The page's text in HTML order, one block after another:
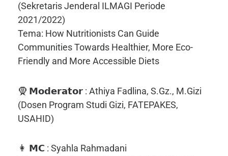
(Sekretaris Jenderal ILMAGI Periode
2021/2022)
Tema: How Nutritionists Can Guide
Communities Towards Healthier, More Eco-
Friendly and More Accessible Diets
🧕 𝗠𝗼𝗱𝗲𝗿𝗮𝘁𝗼𝗿 : Athiya Fadlina, S.Gz., M.Gizi
(Dosen Program Studi Gizi, FATEPAKES,
USAHID)
👩 𝗠𝗖 : Syahla Rahmadani